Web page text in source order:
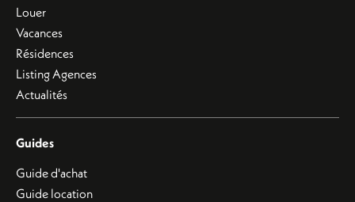
Louer
Vacances
Résidences
Listing Agences
Actualités
Guides
Guide d'achat
Guide location